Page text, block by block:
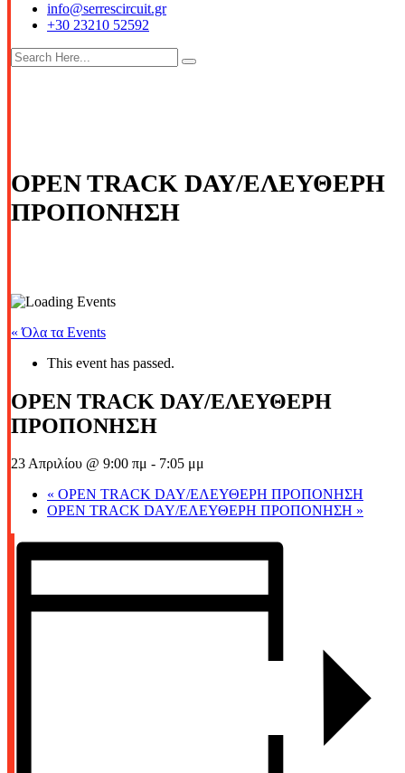
info@serrescircuit.gr
+30 23210 52592
OPEN TRACK DAY/ΕΛΕΥΘΕΡΗ
ΠΡΟΠΟΝΗΣΗ
« Όλα τα Events
This event has passed.
OPEN TRACK DAY/ΕΛΕΥΘΕΡΗ
ΠΡΟΠΟΝΗΣΗ
23 Απριλίου @ 9:00 πμ - 7:05 μμ
« OPEN TRACK DAY/ΕΛΕΥΘΕΡΗ ΠΡΟΠΟΝΗΣΗ
OPEN TRACK DAY/ΕΛΕΥΘΕΡΗ ΠΡΟΠΟΝΗΣΗ »